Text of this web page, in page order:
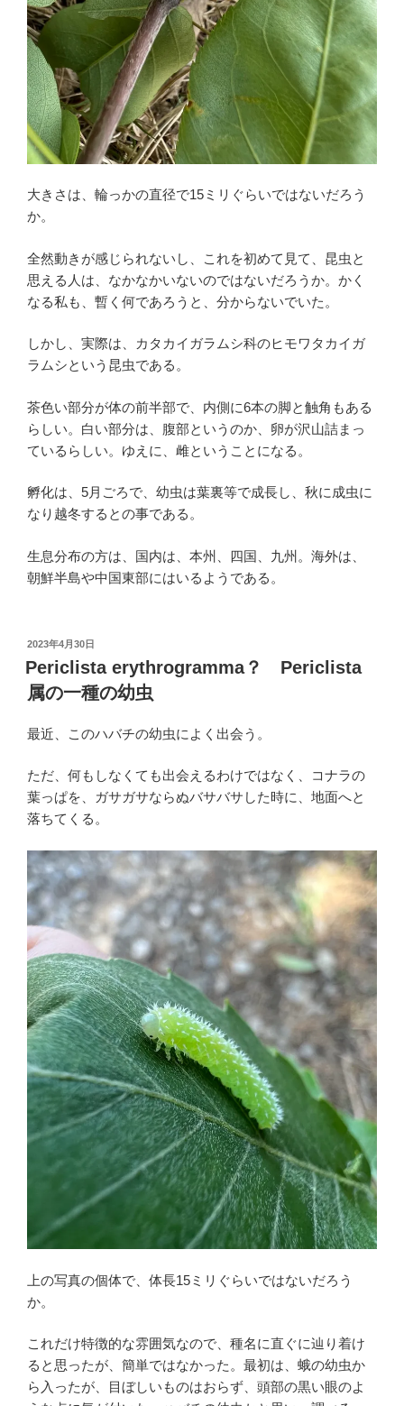
大きさは、輪っかの直径で15ミリぐらいではないだろう
か。
全然動きが感じられないし、これを初めて見て、昆虫と
思える人は、なかなかいないのではないだろうか。かく
なる私も、暫く何であろうと、分からないでいた。
しかし、実際は、カタカイガラムシ科のヒモワタカイガ
ラムシという昆虫である。
茶色い部分が体の前半部で、内側に6本の脚と触角もある
らしい。白い部分は、腹部というのか、卵が沢山詰まっ
ているらしい。ゆえに、雌ということになる。
孵化は、5月ごろで、幼虫は葉裏等で成長し、秋に成虫に
なり越冬するとの事である。
生息分布の方は、国内は、本州、四国、九州。海外は、
朝鮮半島や中国東部にはいるようである。
投
稿
日:
2023年4月30日
Periclista erythrogramma？ Periclista
属の一種の幼虫
最近、このハバチの幼虫によく出会う。
ただ、何もしなくても出会えるわけではなく、コナラの
葉っぱを、ガサガサならぬバサバサした時に、地面へと
落ちてくる。
上の写真の個体で、体長15ミリぐらいではないだろう
か。
これだけ特徴的な雰囲気なので、種名に直ぐに辿り着け
ると思ったが、簡単ではなかった。最初は、蛾の幼虫か
ら入ったが、目ぼしいものはおらず、頭部の黒い眼のよ